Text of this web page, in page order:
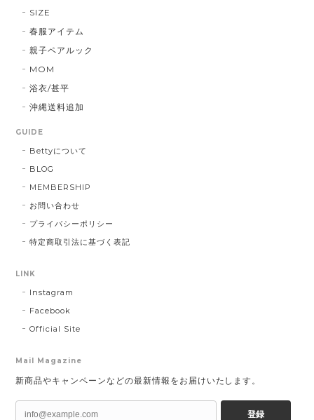
SIZE
春服アイテム
親子ペアルック
MOM
浴衣/甚平
沖縄送料追加
GUIDE
Bettyについて
BLOG
MEMBERSHIP
お問い合わせ
プライバシーポリシー
特定商取引法に基づく表記
LINK
Instagram
Facebook
Official Site
Mail Magazine
新商品やキャンペーンなどの最新情報をお届けいたします。
登録